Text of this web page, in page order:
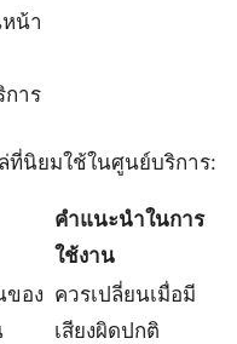
น้า
การ
ที่นิยมใช้ในศูนย์บริการ:
คำแนะนำในการ
ใช้งาน
ของ ควรเปลี่ยนเมื่อมี
เสียงผิดปกติ